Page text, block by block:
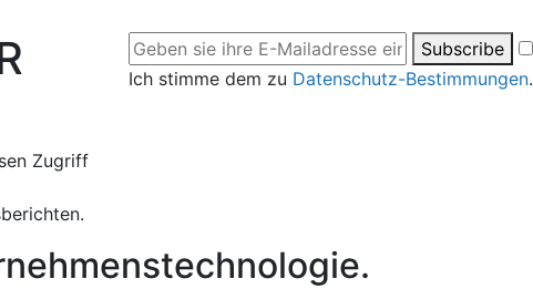
Zugriff
Subscribe
Ich stimme dem zu Datenschutz-Bestimmungen.